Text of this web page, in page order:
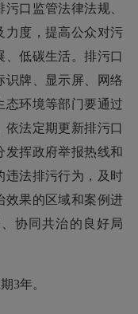
口监管法律法规、
力度，提高公众对污
低碳生活。排污口
识牌、显示屏、网络
态环境等部门要通过
法定期更新排污口
发挥政府举报热线和
违法排污行为，及时
效果的区域和案例进
协同共治的良好局
3年。